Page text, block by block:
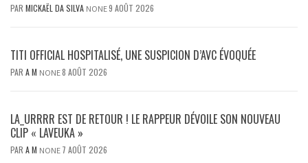
PAR MICKAËL DA SILVA NONE9 AOÛT 2026
TITI OFFICIAL HOSPITALISÉ, UNE SUSPICION D’AVC ÉVOQUÉE
PAR A M NONE8 AOÛT 2026
LA_URRRR EST DE RETOUR ! LE RAPPEUR DÉVOILE SON NOUVEAU
CLIP « LAVEUKA »
PAR A M NONE 7 AOÛT 2026